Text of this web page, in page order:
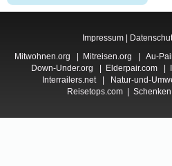
Impressum
Mitwohnen.org | Mitreisen.org | Au-
Down-Under.org | Elderpair.com|
Interrailers.net | Natur-und-
Reisetops.com |